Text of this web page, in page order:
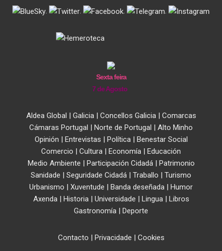
. . . .
Sexta feira
7 de Agosto
Aldea Global | Galicia| Concellos Galicia| Comarcas
Cámaras Portugal | Norte de Portugal | Alto Minho
Opinión | Entrevistas | Política| Benestar Social
Comercio | Cultura | Economía | Educación
Medio Ambiente | Participación Cidadá| Patrimonio
Sanidade | Seguridade Cidadá | Traballo | Turismo
Urbanismo | Xuventude | Banda deseñada | Humor
Axenda| Historia| Universidade | Lingua| Libros
Gastronomía | Deporte
Contacto | Privacidade | Cookies